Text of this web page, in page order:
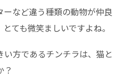
など違う種類の動物が仲良
ても微笑ましいですよね。
方であるチンチラは、猫と
？